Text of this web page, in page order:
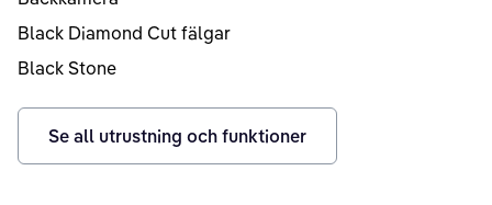
Black Diamond Cut fälgar
Black Stone
Se all utrustning och funktioner